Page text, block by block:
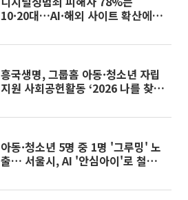
10·20대…AI·해외 사이트 확산에
흥국생명, 그룹홈 아동·청소년 자립
지원 사회공헌활동 ‘2026 나를 찾아
아동·청소년 5명 중 1명 '그루밍' 노
출… 서울시, AI '안심아이'로 철벽